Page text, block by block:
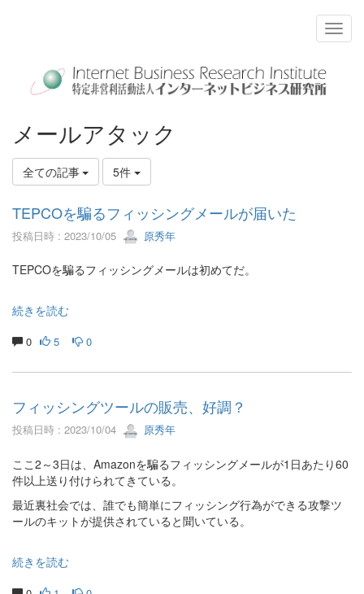
メールアタック
全ての記事 5件
TEPCOを騙るフィッシングメールが届いた
投稿日時 : 2023/10/05 原秀年
TEPCOを騙るフィッシングメールは初めてだ。
続きを読む
0 5 0
フィッシングツールの販売、好調？
投稿日時 : 2023/10/04 原秀年
ここ2～3日は、Amazonを騙るフィッシングメールが1日あたり60
件以上送り付けられてきている。
最近裏社会では、誰でも簡単にフィッシング行為ができる攻撃ツ
ールのキットが提供されていると聞いている。
続きを読む